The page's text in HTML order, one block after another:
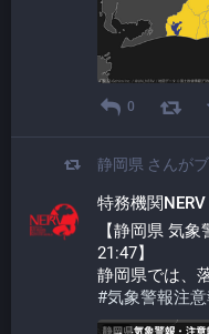
0
静岡県 さんが
特務機関NERV
【静岡県 気
21:47】
静岡県では、
#気象警報注